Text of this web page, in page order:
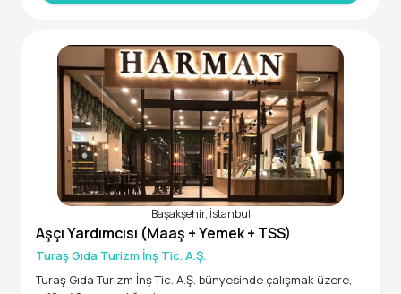
Başakşehir, İstanbul
Aşçı Yardımcısı (Maaş + Yemek + TSS)
Turaş Gıda Turizm İnş Tic. A.Ş.
Turaş Gıda Turizm İnş Tic. A.Ş. bünyesinde çalışmak üzere,